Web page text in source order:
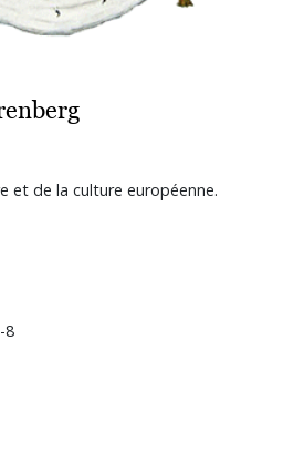
et de la culture européenne.
8